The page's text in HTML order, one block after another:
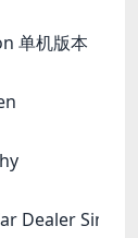
双影奇境/Split Fiction 单机版本
Dealer